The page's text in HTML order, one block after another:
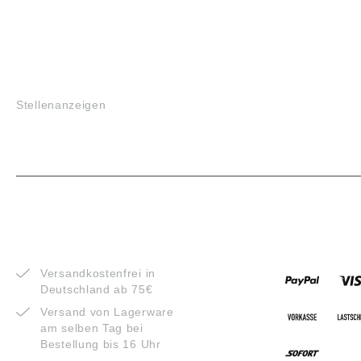
Stellenanzeigen
Versandkostenfrei in
Deutschland ab 75€
Versand von Lagerware
am selben Tag bei
Bestellung bis 16 Uhr